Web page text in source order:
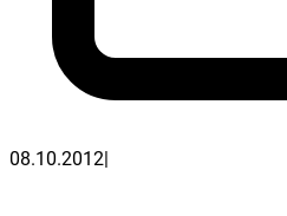
08.10.2012|